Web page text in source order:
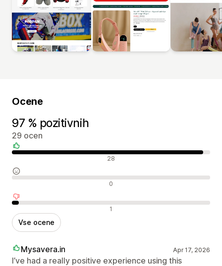
Ocene
97 % pozitivnih
29 ocen
Pozitivne ocene 28
Nevtralne ocene 0
Negativne ocene 1
Vse ocene
Mysavera.in Apr 17, 2026
I’ve had a really positive experience using this